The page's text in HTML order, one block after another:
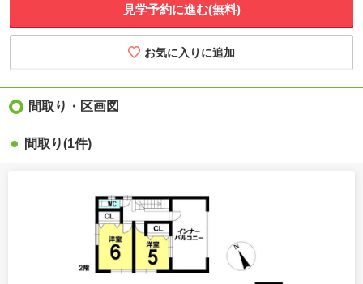
見学予約に進む(無料)
間取り・区画図
間取り(1件)